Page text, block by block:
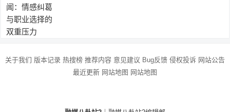
关于我们 版本记录 热搜榜 推荐内容 意见建议 Bug反馈 侵权投诉 网站公告
最近更新 网站地图 网站地图